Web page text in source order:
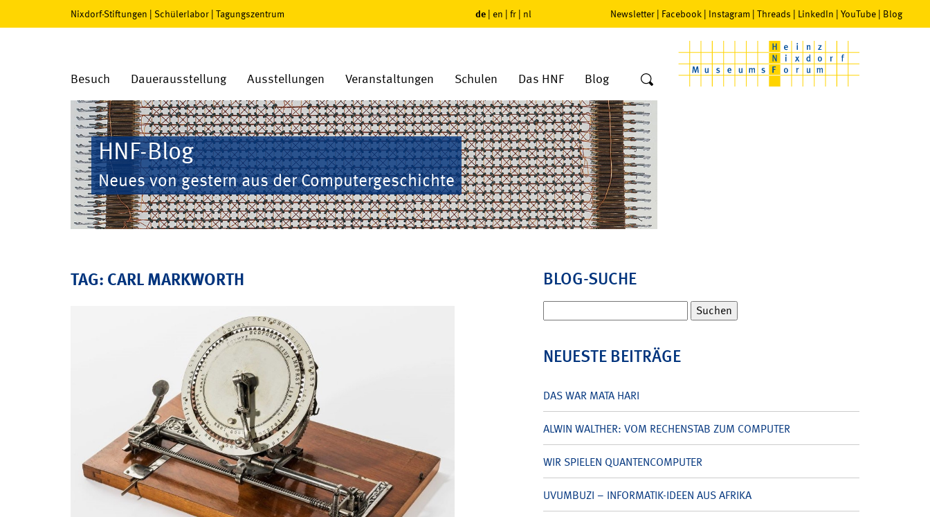
Nixdorf-Stiftungen | Schülerlabor | Tagungszentrum de | en | fr | nl Newsletter | Facebook | Instagram | Threads | LinkedIn | YouTube | Blog
Besuch Dauerausstellung Ausstellungen Veranstaltungen Schulen Das HNF Blog
HNF-Blog
Neues von gestern aus der Computergeschichte
TAG: CARL MARKWORTH BLOG-SUCHE
nach:
NEUESTE BEITRÄGE
DAS WAR MATA HARI
ALWIN WALTHER: VOM RECHENSTAB ZUM COMPUTER
WIR SPIELEN QUANTENCOMPUTER
UVUMBUZI – INFORMATIK-IDEEN AUS AFRIKA